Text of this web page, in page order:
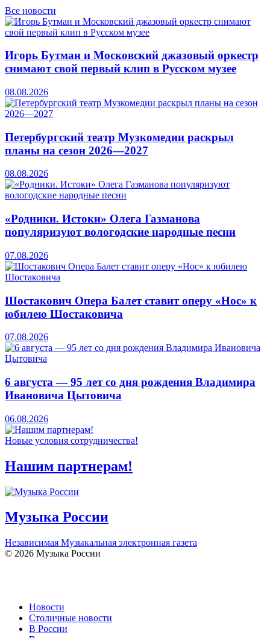
Все новости
Игорь Бутман и Московский джазовый оркестр
снимают свой первый клип в Русском музее
08.08.2026
Петербургский театр Музкомедии раскрыл
планы на сезон 2026—2027
08.08.2026
«Родники. Истоки» Олега Газманова
популяризуют вологодские народные песни
07.08.2026
Шостакович Опера Балет ставит оперу «Нос» к
юбилею Шостаковича
07.08.2026
6 августа — 95 лет со дня рождения Владимира
Ивановича Цытовича
06.08.2026
Новые условия сотрудничества!
Нашим партнерам!
Музыка России
Независимая Музыкальная электронная газета
© 2026 Музыка России
Новости
Столичные новости
В России